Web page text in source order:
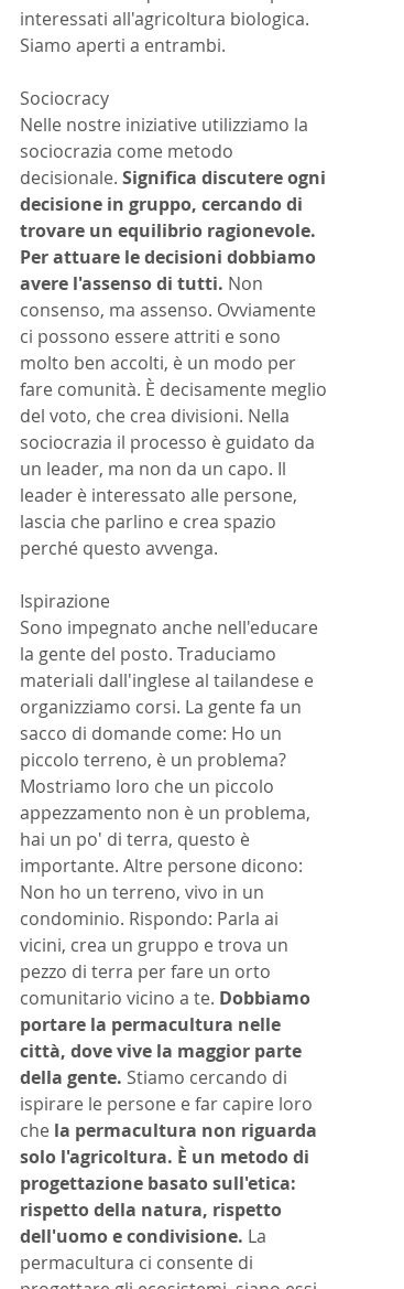
interessati all'agricoltura biologica.
Siamo aperti a entrambi.
Sociocracy
Nelle nostre iniziative utilizziamo la
sociocrazia come metodo
decisionale. Significa discutere ogni
decisione in gruppo, cercando di
trovare un equilibrio ragionevole.
Per attuare le decisioni dobbiamo
avere l'assenso di tutti. Non
consenso, ma assenso. Ovviamente
ci possono essere attriti e sono
molto ben accolti, è un modo per
fare comunità. È decisamente meglio
del voto, che crea divisioni. Nella
sociocrazia il processo è guidato da
un leader, ma non da un capo. Il
leader è interessato alle persone,
lascia che parlino e crea spazio
perché questo avvenga.
Ispirazione
Sono impegnato anche nell'educare
la gente del posto. Traduciamo
materiali dall'inglese al tailandese e
organizziamo corsi. La gente fa un
sacco di domande come: Ho un
piccolo terreno, è un problema?
Mostriamo loro che un piccolo
appezzamento non è un problema,
hai un po' di terra, questo è
importante. Altre persone dicono:
Non ho un terreno, vivo in un
condominio. Rispondo: Parla ai
vicini, crea un gruppo e trova un
pezzo di terra per fare un orto
comunitario vicino a te. Dobbiamo
portare la permacultura nelle
città, dove vive la maggior parte
della gente. Stiamo cercando di
ispirare le persone e far capire loro
che la permacultura non riguarda
solo l'agricoltura. È un metodo di
progettazione basato sull'etica:
rispetto della natura, rispetto
dell'uomo e condivisione. La
permacultura ci consente di